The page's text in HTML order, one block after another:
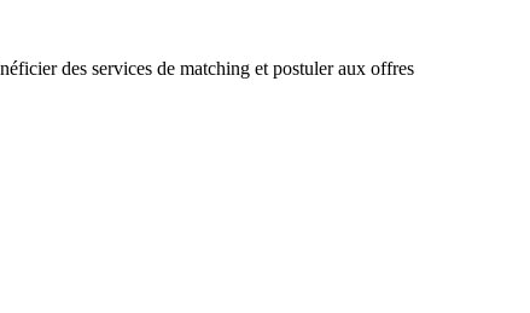
des services de matching et postuler aux offres